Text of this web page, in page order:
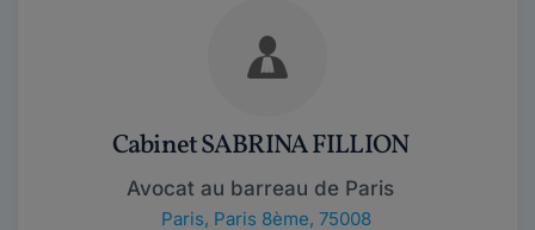
Cabinet SABRINA FILLION
Avocat au barreau de Paris
Paris, Paris 8ème, 75008